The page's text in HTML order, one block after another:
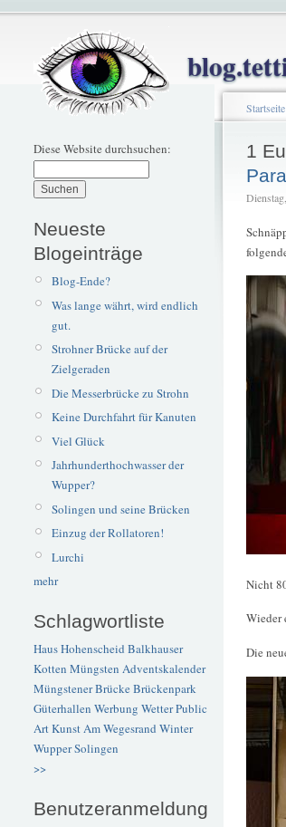
Diese Website durchsuchen:
Neueste
Blogeinträge
Blog-Ende?
Was lange währt, wird endlich
gut.
Strohner Brücke auf der
Zielgeraden
Die Messerbrücke zu Strohn
Keine Durchfahrt für Kanuten
Viel Glück
Jahrhunderthochwasser der
Wupper?
Solingen und seine Brücken
Einzug der Rollatoren!
Lurchi
mehr
Schlagwortliste
Haus Hohenscheid Balkhauser
Kotten Müngsten Adventskalender
Müngstener BrückeBrückenpark
Güterhallen Werbung WetterPublic
ArtKunstAm Wegesrand Winter
WupperSolingen
>>
Benutzeranmeldung
Startseite
1
Nicht
Die